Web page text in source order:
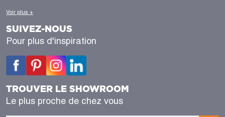
Voir plus +
SUIVEZ-NOUS
Pour plus d'inspiration
TROUVER LE SHOWROOM
Le plus proche de chez vous